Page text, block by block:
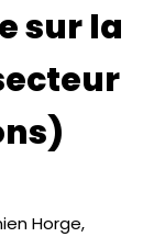
sur la
Horge,